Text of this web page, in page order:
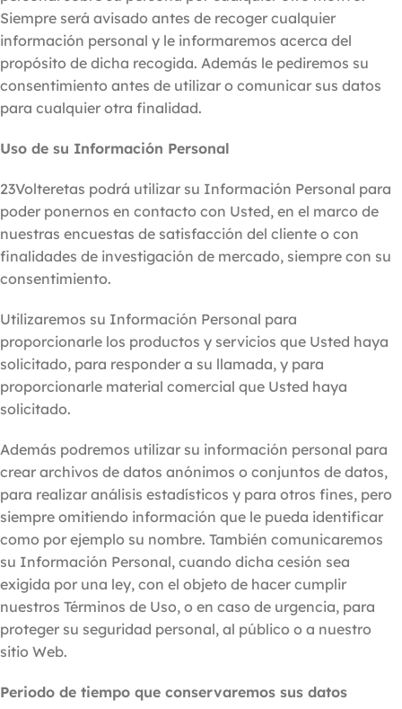
Siempre será avisado antes de recoger cualquier
información personal y le informaremos acerca del
propósito de dicha recogida. Además le pediremos su
consentimiento antes de utilizar o comunicar sus datos
para cualquier otra finalidad.
Uso de su Información Personal
23Volteretas podrá utilizar su Información Personal para
poder ponernos en contacto con Usted, en el marco de
nuestras encuestas de satisfacción del cliente o con
finalidades de investigación de mercado, siempre con su
consentimiento.
Utilizaremos su Información Personal para
proporcionarle los productos y servicios que Usted haya
solicitado, para responder a su llamada, y para
proporcionarle material comercial que Usted haya
solicitado.
Además podremos utilizar su información personal para
crear archivos de datos anónimos o conjuntos de datos,
para realizar análisis estadísticos y para otros fines, pero
siempre omitiendo información que le pueda identificar
como por ejemplo su nombre. También comunicaremos
su Información Personal, cuando dicha cesión sea
exigida por una ley, con el objeto de hacer cumplir
nuestros Términos de Uso, o en caso de urgencia, para
proteger su seguridad personal, al público o a nuestro
sitio Web.
Periodo de tiempo que conservaremos sus datos